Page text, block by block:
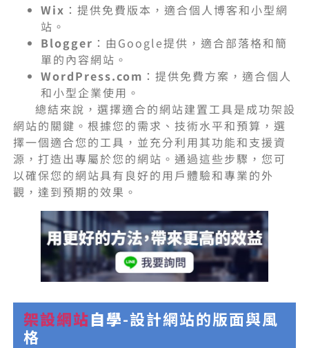
Wix ：提供免費版本，適合個人博客和小型網
站。
Blogger ：由Google提供，適合部落格和簡
單的內容網站。
WordPress.com ：提供免費方案，適合個人
和小型企業使用。
總結來說，選擇適合的網站建置工具是成功架設
網站的關鍵。根據您的需求、技術水平和預算，選
擇一個適合您的工具，並充分利用其功能和支援資
源，打造出專屬於您的網站。通過這些步驟，您可
以確保您的網站具有良好的用戶體驗和專業的外
觀，達到預期的效果。
架設網站自學-設計網站的版面與風
格